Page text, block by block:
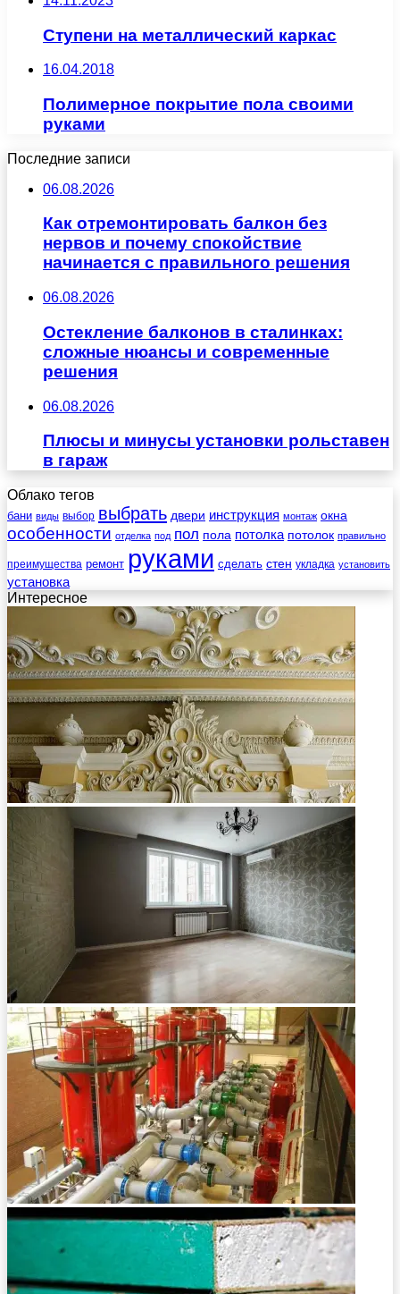
Ступени на металлический каркас
16.04.2018
Полимерное покрытие пола своими
руками
Последние записи
06.08.2026
Как отремонтировать балкон без
нервов и почему спокойствие
начинается с правильного решения
06.08.2026
Остекление балконов в сталинках:
сложные нюансы и современные
решения
06.08.2026
Плюсы и минусы установки рольставен
в гараж
Облако тегов
бани виды выбор выбрать двери инструкция монтаж окна
особенности отделка под пол пола потолка потолок правильно
преимущества ремонт руками сделать стен укладка установить
установка
Интересное